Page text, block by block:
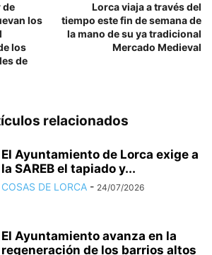
de
los
los
de
Lorca viaja a través del
tiempo este fin de semana de
la mano de su ya tradicional
Mercado Medieval
relacionados
El Ayuntamiento de Lorca exige a
la SAREB el tapiado y...
COSAS DE LORCA - 24/07/2026
El Ayuntamiento avanza en la
regeneración de los barrios altos